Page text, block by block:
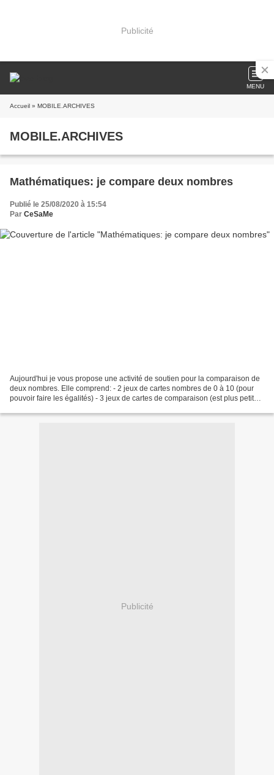
Publicité
MENU
Accueil » MOBILE.ARCHIVES
MOBILE.ARCHIVES
Mathématiques: je compare deux nombres
Publié le 25/08/2020 à 15:54
Par CeSaMe
Aujourd'hui je vous propose une activité de soutien pour la comparaison de
deux nombres. Elle comprend: - 2 jeux de cartes nombres de 0 à 10 (pour
pouvoir faire les égalités) - 3 jeux de cartes de comparaison (est plus petit
Publicité